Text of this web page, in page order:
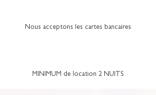
Nous acceptons les cartes bancaires
MINIMUM de location 2 NUITS